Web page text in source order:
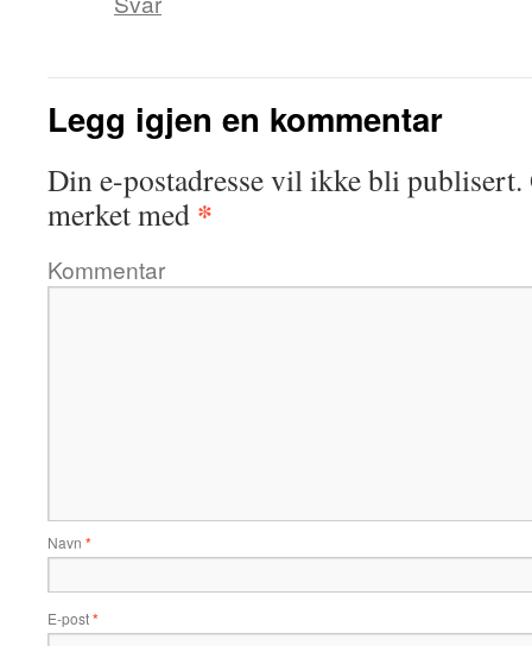
Legg igjen en kommentar
Din e-postadresse vil ikke bli publisert.
merket med *
Kommentar
Navn *
E-post*